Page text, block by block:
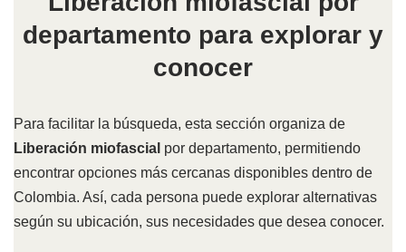
departamento para explorar y
conocer
Para facilitar la búsqueda, esta sección organiza de
Liberación miofascial por departamento, permitiendo
encontrar opciones más cercanas disponibles dentro de
Colombia. Así, cada persona puede explorar alternativas
según su ubicación, sus necesidades que desea conocer.